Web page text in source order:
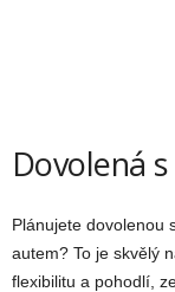
Dovolená
Plánujete dovolenou
autem? To je skvělý
flexibilitu a pohodlí,